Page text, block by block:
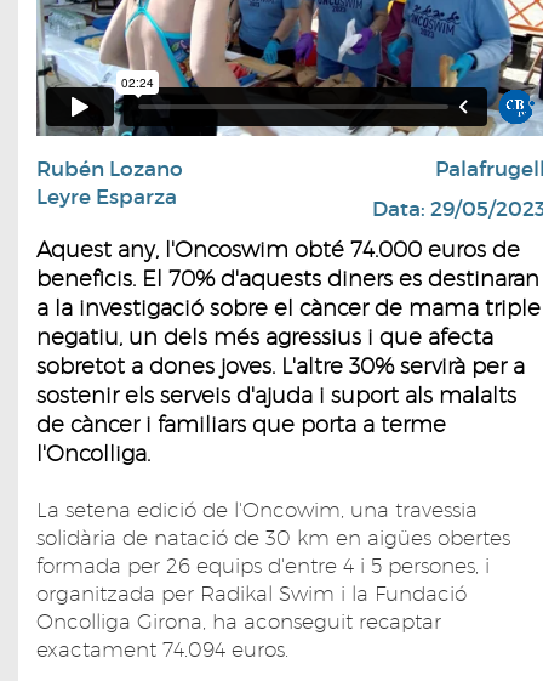
Rubén Lozano
Leyre Esparza
Data: 29/05/
Aquest any, l'Oncoswim obté 74.000 euros de
beneficis. El 70% d'aquests diners es destinaran
a la investigació sobre el càncer de mama triple
negatiu, un dels més agressius i que afecta
sobretot a dones joves. L'altre 30% servirà per a
sostenir els serveis d'ajuda i suport als malalts
de càncer i familiars que porta a terme
l'Oncolliga.
La setena edició de l'Oncowim, una travessia
solidària de natació de 30 km en aigües obertes
formada per 26 equips d'entre 4 i 5 persones, i
organitzada per Radikal Swim i la Fundació
Oncolliga Girona, ha aconseguit recaptar
exactament 74.094 euros.